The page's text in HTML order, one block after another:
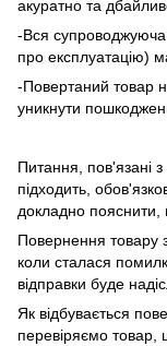
акуратно та
-Вся супроводжуюча
про експлуатацію)
-Повертаний товар
уникнути
Питання, пов'язані
підходить,
докладно
Повернення товару
коли сталася
відправки буде
Як відбувається
перевіряємо товар,